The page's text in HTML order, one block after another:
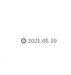
2021.05.10